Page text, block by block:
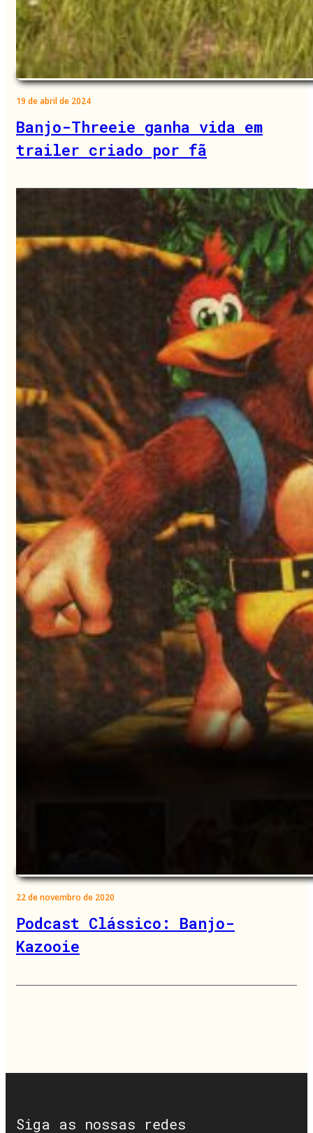
19 de abril de 2024
Banjo-Threeie ganha vida em
trailer criado por fã
22 de novembro de 2020
Podcast Clássico: Banjo-
Kazooie
Siga as nossas redes